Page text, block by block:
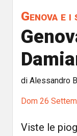
Genova e
di Alessandro
Dom 26
Viste le